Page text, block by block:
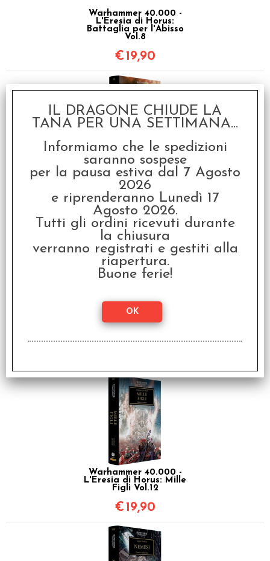
Warhammer 40.000 -
L'Eresia di Horus:
Battaglia per l'Abisso
Vol.8
€ 19,90
Warhammer 40.000 -
L'Eresia di Horus:
Mechanicum Vol.9
€19,90
Warhammer 40.000 -
L'Eresia di Horus: Storie
Warhammer 40.000 -
L'Eresia di Horus: Mille
Figli Vol.12
€ 19,90
IL DRAGONE CHIUDE LA
TANA PER UNA SETTIMANA...
Informiamo che le spedizioni
saranno sospese
per la pausa estiva dal 7 Agosto
2026
e riprenderanno Lunedì 17
Agosto 2026.
Tutti gli ordini ricevuti durante
la chiusura
verranno registrati e gestiti alla
riapertura.
Buone ferie!